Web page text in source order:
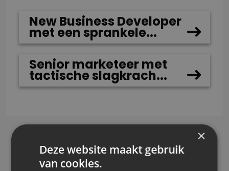
New Business Developer
met een sprankele...
Senior marketeer met
tactische slagkrach...
×
Deze website maakt gebruik
van cookies.